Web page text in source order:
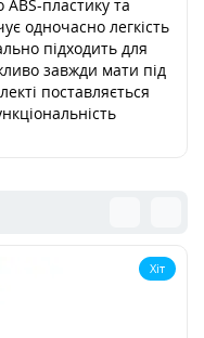
ABS-пластику та
одночасно легкість
підходить для
завжди мати під
поставляється
Хіт